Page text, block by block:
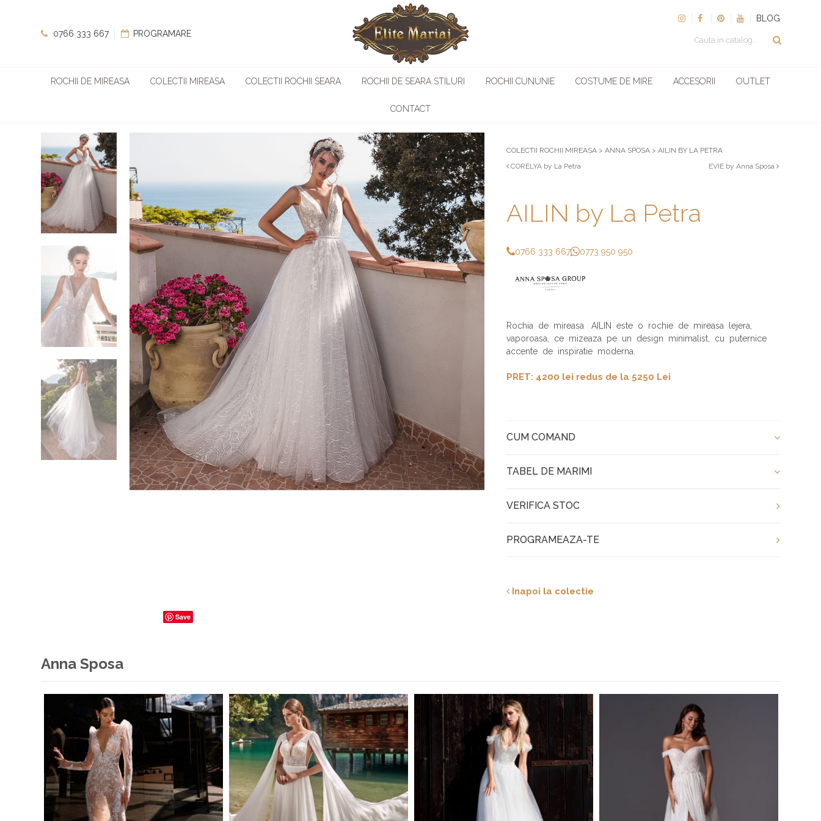
0766 333 667 PROGRAMARE
BLOG
ROCHII DE MIREASA COLECTII MIREASA COLECTII ROCHII SEARA ROCHII DE SEARA STILURI ROCHII CUNUNIE COSTUME DE MIRE ACCESORII OUTLET
CONTACT
COLECTII ROCHII MIREASA >ANNA SPOSA >AILIN BY LA PETRA
CORELYA by La Petra
EVIE by Anna Sposa
AILIN by La Petra
0766 333 667 0773 950 950
Rochia de mireasa AILIN este o rochie de mireasa lejera,
vaporoasa, ce mizeaza pe un design minimalist, cu puternice
accente de inspiratie moderna.
PRET: 4200 lei redus de la 5250 Lei
CUM COMAND
TABEL DE MARIMI
VERIFICA STOC
PROGRAMEAZA-TE
Inapoi la colectie
Save
Anna Sposa